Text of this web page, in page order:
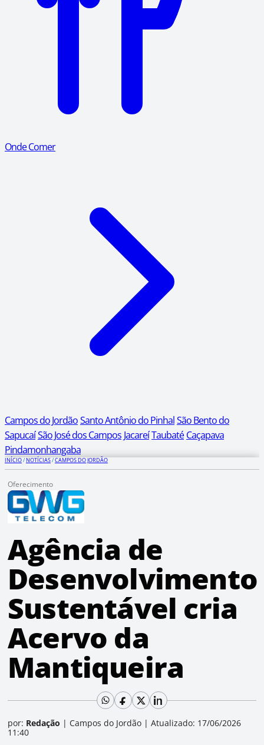
Onde Comer
Campos do JordãoSanto Antônio do PinhalSão Bento do
SapucaíSão José dos Campos JacareíTaubaté Caçapava
Pindamonhangaba
INÍCIO/NOTÍCIAS/CAMPOS DO JORDÃO
Oferecimento
Agência de
Desenvolvimento
Sustentável cria
Acervo da
Mantiqueira
por: Redação | Campos do Jordão | Atualizado: 17/06/2026
11:40